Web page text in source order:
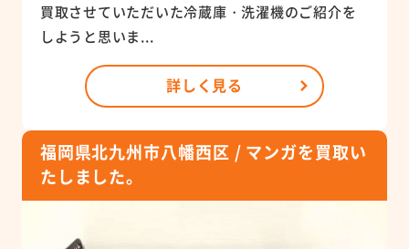
買取させていただいた冷蔵庫・洗濯機のご紹介を
しようと思いま...
詳しく見る
福岡県北九州市八幡西区 / マンガを買取い
たしました。